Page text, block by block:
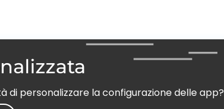
di personalizzare la configurazione delle app?